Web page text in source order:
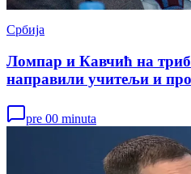
Србија
Ломпар и Кавчић на
направили учитељи и
pre 00 minuta